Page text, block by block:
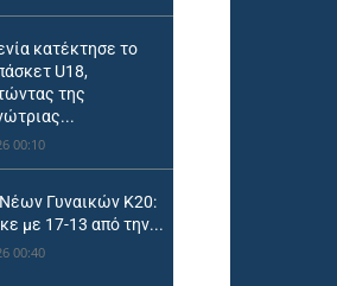
κατέκτησε το
U18,
της
00:10
Νέων Γυναικών Κ20:
με 17-13 από την...
00:40